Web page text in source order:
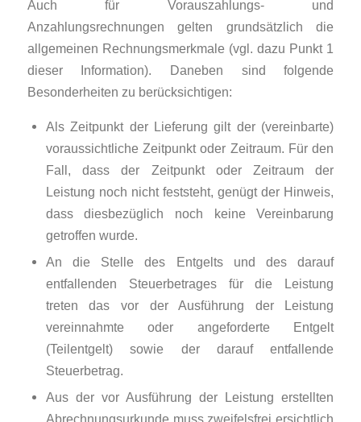
Auch für Vorauszahlungs- und
Anzahlungsrechnungen gelten grundsätzlich die
allgemeinen Rechnungsmerkmale (vgl. dazu Punkt 1
dieser Information). Daneben sind folgende
Besonderheiten zu berücksichtigen:
Als Zeitpunkt der Lieferung gilt der (vereinbarte)
voraussichtliche Zeitpunkt oder Zeitraum. Für den
Fall, dass der Zeitpunkt oder Zeitraum der
Leistung noch nicht feststeht, genügt der Hinweis,
dass diesbezüglich noch keine Vereinbarung
getroffen wurde.
An die Stelle des Entgelts und des darauf
entfallenden Steuerbetrages für die Leistung
treten das vor der Ausführung der Leistung
vereinnahmte oder angeforderte Entgelt
(Teilentgelt) sowie der darauf entfallende
Steuerbetrag.
Aus der vor Ausführung der Leistung erstellten
Abrechnungsurkunde muss zweifelsfrei ersichtlich